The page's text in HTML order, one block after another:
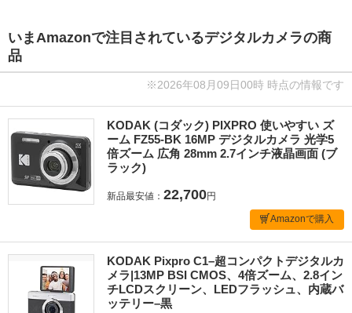
いまAmazonで注目されているデジタルカメラの商
品
※2026年08月09日00時 時点の情報です
KODAK (コダック) PIXPRO 使いやすい ズ
ーム FZ55-BK 16MP デジタルカメラ 光学5
倍ズーム 広角 28mm 2.7インチ液晶画面 (ブ
ラック)
新品最安値： 22,700円
Amazonで購入
KODAK Pixpro C1–超コンパクトデジタルカ
メラ|13MP BSI CMOS、4倍ズーム、2.8イン
チLCDスクリーン、LEDフラッシュ、内蔵バ
ッテリー–黒